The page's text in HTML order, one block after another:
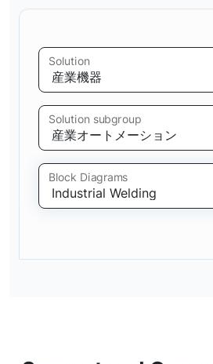
Solution
Solution subgroup
Block Diagrams